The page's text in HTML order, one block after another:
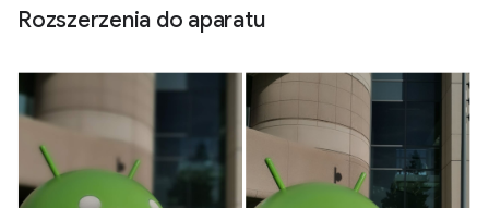
Rozszerzenia do aparatu